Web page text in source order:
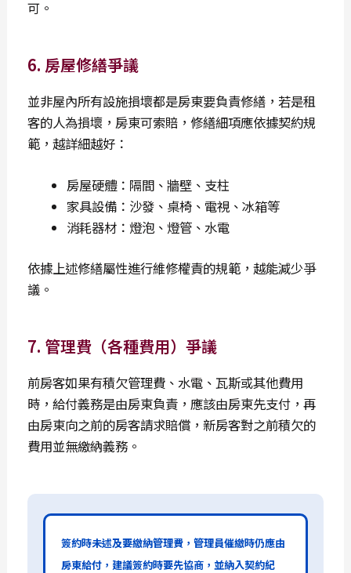
可。
6. 房屋修繕爭議
並非屋內所有設施損壞都是房東要負責修繕，若是租
客的人為損壞，房東可索賠，修繕細項應依據契約規
範，越詳細越好：
房屋硬體：隔間、牆壁、支柱
家具設備：沙發、桌椅、電視、冰箱等
消耗器材：燈泡、燈管、水電
依據上述修繕屬性進行維修權責的規範，越能減少爭
議。
7. 管理費（各種費用）爭議
前房客如果有積欠管理費、水電、瓦斯或其他費用
時，給付義務是由房東負責，應該由房東先支付，再
由房東向之前的房客請求賠償，新房客對之前積欠的
費用並無繳納義務。
簽約時未述及要繳納管理費，管理員催繳時仍應由
房東給付，建議簽約時要先協商，並納入契約紀